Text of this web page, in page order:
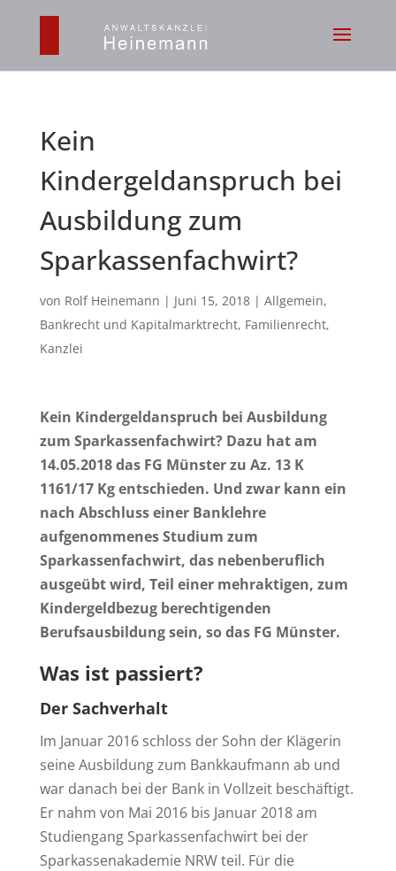
Kein
Kindergeldanspruch bei
Ausbildung zum
Sparkassenfachwirt?
von Rolf Heinemann | Juni 15, 2018| Allgemein,
Bankrecht und Kapitalmarktrecht, Familienrecht,
Kanzlei
Kein Kindergeldanspruch bei Ausbildung
zum Sparkassenfachwirt? Dazu hat am
14.05.2018 das FG Münster zu Az. 13 K
1161/17 Kg entschieden. Und zwar kann ein
nach Abschluss einer Banklehre
aufgenommenes Studium zum
Sparkassenfachwirt, das nebenberuflich
ausgeübt wird, Teil einer mehraktigen, zum
Kindergeldbezug berechtigenden
Berufsausbildung sein, so das FG Münster.
Was ist passiert?
Der Sachverhalt
Im Januar 2016 schloss der Sohn der Klägerin
seine Ausbildung zum Bankkaufmann ab und
war danach bei der Bank in Vollzeit beschäftigt.
Er nahm von Mai 2016 bis Januar 2018 am
Studiengang Sparkassenfachwirt bei der
Sparkassenakademie NRW teil. Für die